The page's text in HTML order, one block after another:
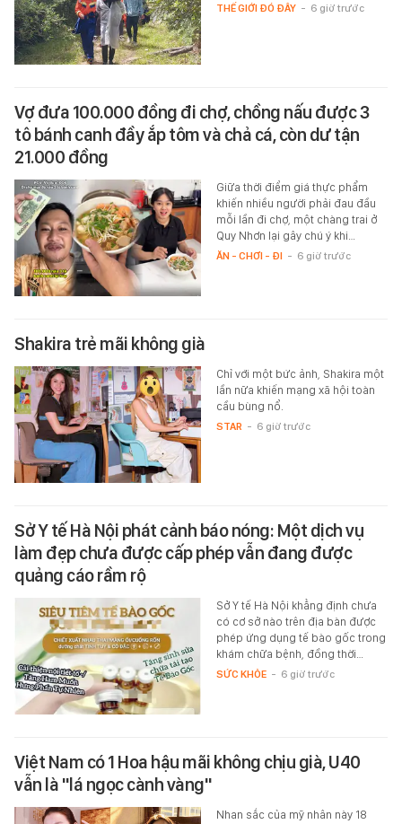
THẾ GIỚI ĐÓ ĐÂY - 6 giờ trước
Vợ đưa 100.000 đồng đi chợ, chồng nấu được 3
tô bánh canh đầy ắp tôm và chả cá, còn dư tận
21.000 đồng
Giữa thời điểm giá thực phẩm
khiến nhiều người phải đau đầu
mỗi lần đi chợ, một chàng trai ở
Quy Nhơn lại gây chú ý khi…
ĂN - CHƠI - ĐI - 6 giờ trước
Shakira trẻ mãi không già
Chỉ với một bức ảnh, Shakira một
lần nữa khiến mạng xã hội toàn
cầu bùng nổ.
STAR - 6 giờ trước
Sở Y tế Hà Nội phát cảnh báo nóng: Một dịch vụ
làm đẹp chưa được cấp phép vẫn đang được
quảng cáo rầm rộ
Sở Y tế Hà Nội khẳng định chưa
có cơ sở nào trên địa bàn được
phép ứng dụng tế bào gốc trong
khám chữa bệnh, đồng thời…
SỨC KHỎE - 6 giờ trước
Việt Nam có 1 Hoa hậu mãi không chịu già, U40
vẫn là "lá ngọc cành vàng"
Nhan sắc của mỹ nhân này 18